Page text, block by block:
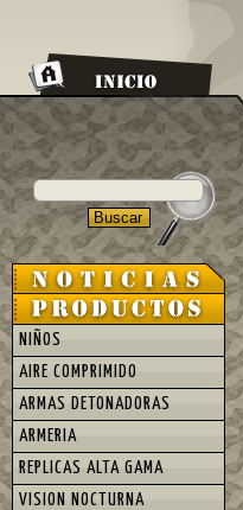
NIÑOS
AIRE COMPRIMIDO
ARMAS DETONADORAS
ARMERIA
REPLICAS ALTA GAMA
VISION NOCTURNA